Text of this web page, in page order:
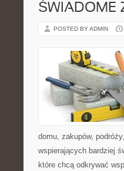
ŚWIADOME
POSTED BY ADMIN
domu, zakupów,
wspierających bardziej
które chcą odkrywać